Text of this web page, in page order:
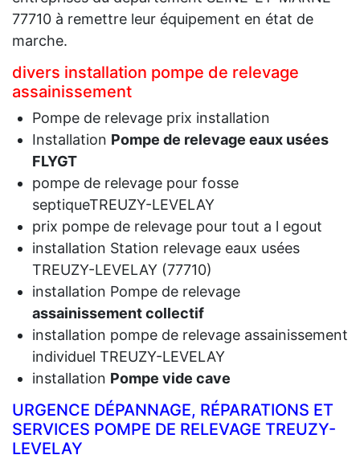
77710 à remettre leur équipement en état de
marche.
divers installation pompe de relevage
assainissement
Pompe de relevage prix installation
Installation Pompe de relevage eaux usées
FLYGT
pompe de relevage pour fosse
septiqueTREUZY-LEVELAY
prix pompe de relevage pour tout a l egout
installation Station relevage eaux usées
TREUZY-LEVELAY (77710)
installation Pompe de relevage
assainissement collectif
installation pompe de relevage assainissement
individuel TREUZY-LEVELAY
installation Pompe vide cave
URGENCE DÉPANNAGE, RÉPARATIONS ET
SERVICES POMPE DE RELEVAGE TREUZY-
LEVELAY